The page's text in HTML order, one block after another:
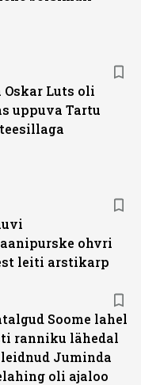
Oskar Luts oli
uppuva Tartu
ohvri
leiti arstikarp
Soome lahel
ranniku lähedal
Juminda
oli ajaloo